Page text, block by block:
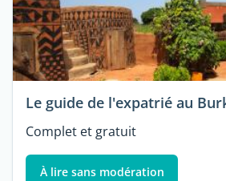
Le guide de l'expatrié au
Complet et gratuit
À lire sans modération